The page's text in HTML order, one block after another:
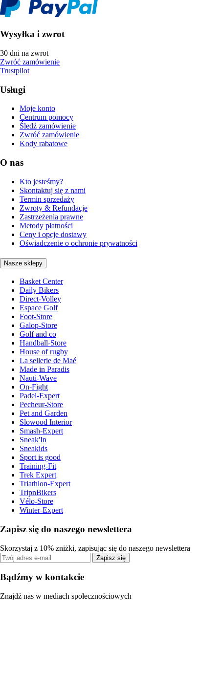
Wysyłka i zwrot
30 dni na zwrot
Zwróć zamówienie
Trustpilot
Usługi
Moje konto
Centrum pomocy
Śledź zamówienie
Zwróć zamówienie
Kody rabatowe
O nas
Kto jesteśmy?
Skontaktuj się z nami
Termin sprzedaży
Zwroty & Refundacje
Zastrzeżenia prawne
Metody płatności
Ceny i opcje dostawy
Oświadczenie o ochronie prywatności
Nasze sklepy
Basket Center
Daily Bikers
Direct-Volley
Espace Golf
Foot-Store
Galop-Store
Golf and co
Handball-Store
House of rugby
La sellerie de Maé
Made in Paradis
Nauti-Wave
On-Fight
Padel-Expert
Pecheur-Store
Pet and Garden
Slowood Interior
Smash-Expert
Sneak'In
Sneakids
Sport is good
Training-Fit
Trek Expert
Triathlon-Expert
TripnBikers
Vélo-Store
Winter-Expert
Zapisz się do naszego newslettera
Skorzystaj z 10% zniżki, zapisując się do naszego newslettera
Zapisz się
Bądźmy w kontakcie
Znajdź nas w mediach społecznościowych